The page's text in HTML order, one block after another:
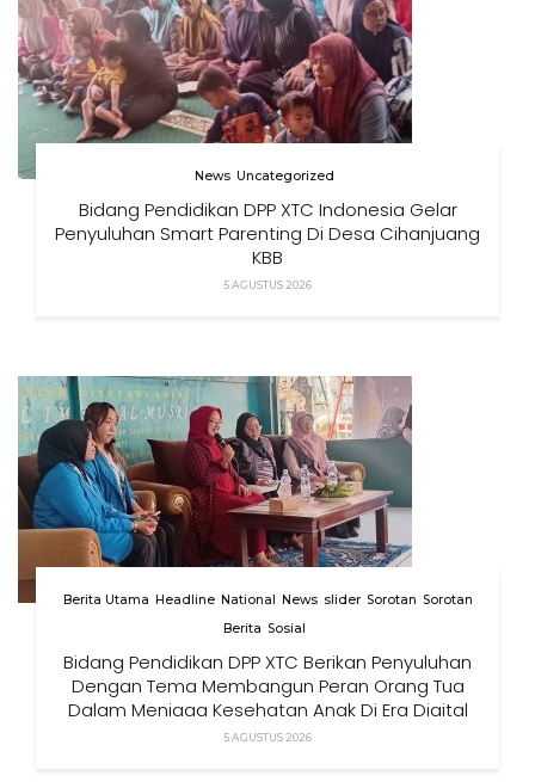
News Uncategorized
Bidang Pendidikan DPP XTC Indonesia Gelar
Penyuluhan Smart Parenting Di Desa Cihanjuang
KBB
5 AGUSTUS 2026
Berita Utama Headline National News slider Sorotan Sorotan
Berita Sosial
Bidang Pendidikan DPP XTC Berikan Penyuluhan
Dengan Tema Membangun Peran Orang Tua
Dalam Menjaga Kesehatan Anak Di Era Digital
5 AGUSTUS 2026